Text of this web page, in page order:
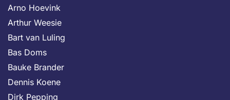
Arno Hoevink
Arthur Weesie
Bart van Luling
Bas Doms
Bauke Brander
Dennis Koene
Dirk Pepping